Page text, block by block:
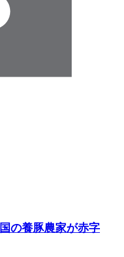
の養豚農家が赤字